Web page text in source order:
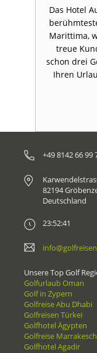
Das Hotel
Marittima,
treue
schon drei
Ihren
+49 8142 66 99
82194
Deutschland
23:52:41
Unsere Top Golf
Golfurlaub Oman
Golf in Zypern
Golfreise Abu Dhabi
Golfreisen Türkei
Golfhotel Ägypten
Golfreise Marrakesch
Golfhotel Agadir